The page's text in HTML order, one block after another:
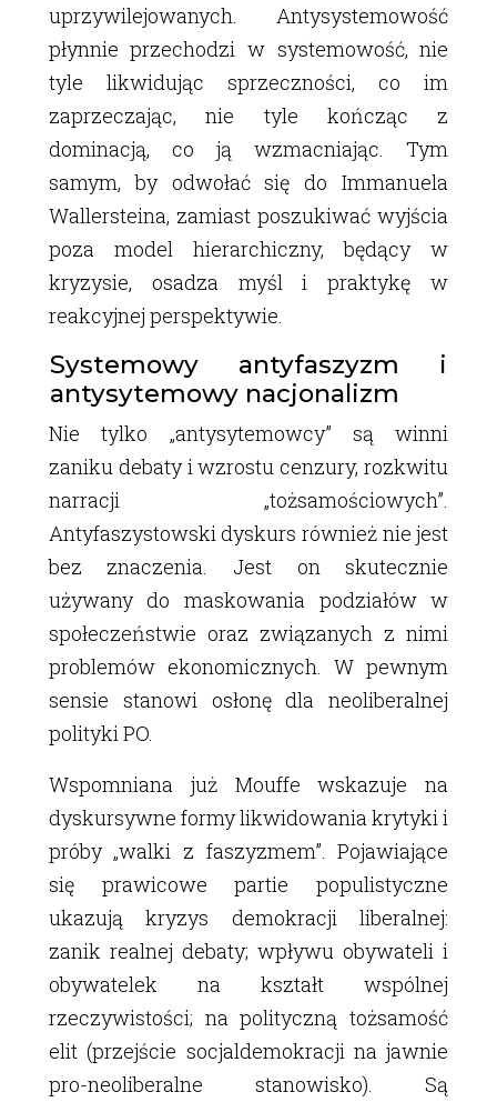
uprzywilejowanych. Antysystemowość
płynnie przechodzi w systemowość, nie
tyle likwidując sprzeczności, co im
zaprzeczając, nie tyle kończąc z
dominacją, co ją wzmacniając. Tym
samym, by odwołać się do Immanuela
Wallersteina, zamiast poszukiwać wyjścia
poza model hierarchiczny, będący w
kryzysie, osadza myśl i praktykę w
reakcyjnej perspektywie.
Systemowy antyfaszyzm i
antysytemowy nacjonalizm
Nie tylko „antysytemowcy” są winni
zaniku debaty i wzrostu cenzury, rozkwitu
narracji „tożsamościowych”.
Antyfaszystowski dyskurs również nie jest
bez znaczenia. Jest on skutecznie
używany do maskowania podziałów w
społeczeństwie oraz związanych z nimi
problemów ekonomicznych. W pewnym
sensie stanowi osłonę dla neoliberalnej
polityki PO.
Wspomniana już Mouffe wskazuje na
dyskursywne formy likwidowania krytyki i
próby „walki z faszyzmem”. Pojawiające
się prawicowe partie populistyczne
ukazują kryzys demokracji liberalnej:
zanik realnej debaty; wpływu obywateli i
obywatelek na kształt wspólnej
rzeczywistości; na polityczną tożsamość
elit (przejście socjaldemokracji na jawnie
pro-neoliberalne stanowisko). Są